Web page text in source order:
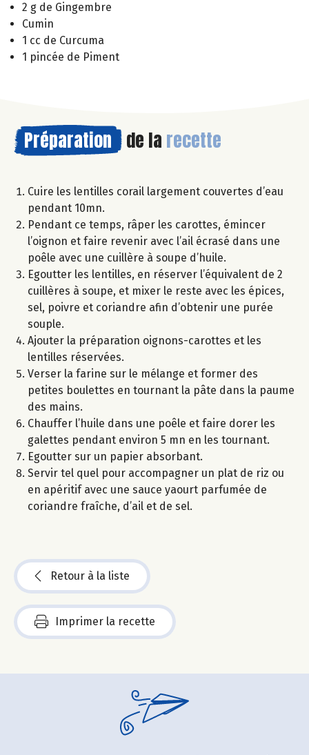
2 g de Gingembre
Cumin
1 cc de Curcuma
1 pincée de Piment
Préparation de la recette
Cuire les lentilles corail largement couvertes d’eau
pendant 10mn.
Pendant ce temps, râper les carottes, émincer
l’oignon et faire revenir avec l’ail écrasé dans une
poêle avec une cuillère à soupe d’huile.
Egoutter les lentilles, en réserver l’équivalent de 2
cuillères à soupe, et mixer le reste avec les épices,
sel, poivre et coriandre afin d’obtenir une purée
souple.
Ajouter la préparation oignons-carottes et les
lentilles réservées.
Verser la farine sur le mélange et former des
petites boulettes en tournant la pâte dans la paume
des mains.
Chauffer l’huile dans une poêle et faire dorer les
galettes pendant environ 5 mn en les tournant.
Egoutter sur un papier absorbant.
Servir tel quel pour accompagner un plat de riz ou
en apéritif avec une sauce yaourt parfumée de
coriandre fraîche, d’ail et de sel.
Retour à la liste
Imprimer la recette